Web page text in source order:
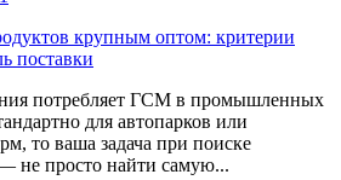
крупным оптом: критерии
поставки
потребляет ГСМ в промышленных
для автопарков или
то ваша задача при поиске
не просто найти самую...